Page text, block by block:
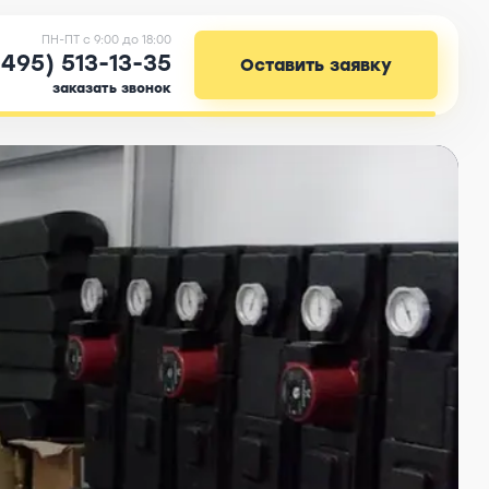
ПН-ПТ c 9:00 до 18:00
513-13-35
заказать звонок
Оставить заявку